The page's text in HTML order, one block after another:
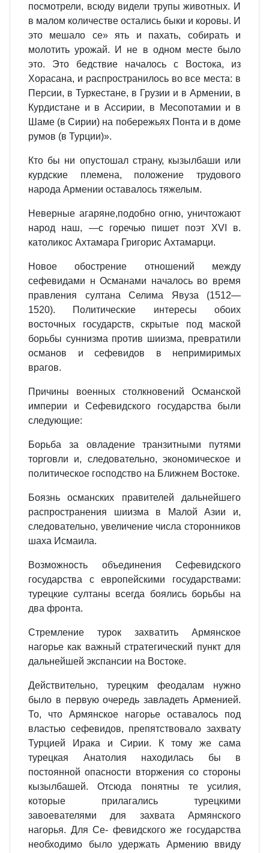
посмотрели, всюду видели трупы животных. И
в малом количестве остались быки и коровы. И
это мешало се» ять и пахать, собирать и
молотить урожай. И не в одном месте было
это. Это бедствие началось с Востока, из
Хорасана, и распространилось во все места: в
Персии, в Туркестане, в Грузии и в Армении, в
Курдистане и в Ассирии, в Месопотамии и в
Шаме (в Сирии) на побережьях Понта и в доме
румов (в Турции)».
Кто бы ни опустошал страну, кызылбаши или
курдские племена, положение трудового
народа Армении оставалось тяжелым.
Неверные агаряне,подобно огню, уничтожают
народ наш, —с горечью пишет поэт XVI в.
католикос Ахтамара Григорис Ахтамарци.
Новое обострение отношений между
сефевидами н Османами началось во время
правления султана Селима Явуза (1512—
1520). Политические интересы обоих
восточных государств, скрытые под маской
борьбы суннизма против шиизма, превратили
османов и сефевидов в непримиримых
врагов.
Причины военных столкновений Османской
империи и Сефевидского государства были
следующие:
Борьба за овладение транзитными путями
торговли и, следовательно, экономическое и
политическое господство на Ближнем Востоке.
Боязнь османских правителей дальнейшего
распространения шиизма в Малой Азии и,
следовательно, увеличение числа сторонников
шаха Исмаила.
Возможность объединения Сефевидского
государства с европейскими государствами:
турецкие султаны всегда боялись борьбы на
два фронта.
Стремление турок захватить Армянское
нагорье как важный стратегический пункт для
дальнейшей экспансии на Востоке.
Действительно, турецким феодалам нужно
было в первую очередь завладеть Арменией.
То, что Армянское нагорье оставалось под
властью сефевидов, препятствовало захвату
Турцией Ирака и Сирии. К тому же сама
турецкая Анатолия находилась бы в
постоянной опасности вторжения со стороны
кызылбашей. Отсюда понятны те усилия,
которые прилагались турецкими
завоевателями для захвата Армянского
нагорья. Для Се- февидского же государства
необходимо было удержать Армению ввиду